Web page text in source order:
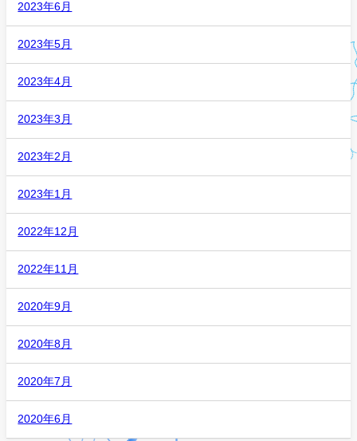
2023年6月
2023年5月
2023年4月
2023年3月
2023年2月
2023年1月
2022年12月
2022年11月
2020年9月
2020年8月
2020年7月
2020年6月